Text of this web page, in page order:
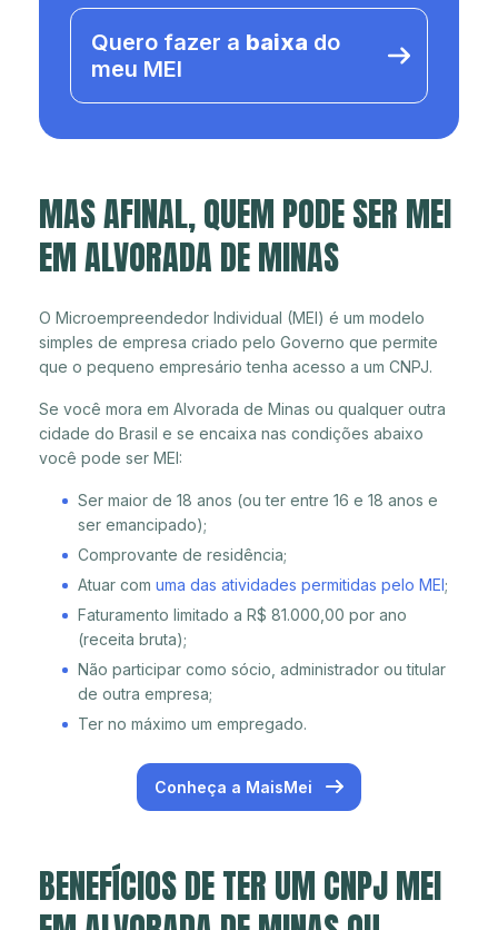
Quero fazer a baixa do
meu MEI
MAS AFINAL, QUEM PODE SER MEI
EM ALVORADA DE MINAS
O Microempreendedor Individual (MEI) é um modelo
simples de empresa criado pelo Governo que permite
que o pequeno empresário tenha acesso a um CNPJ.
Se você mora em Alvorada de Minas ou qualquer outra
cidade do Brasil e se encaixa nas condições abaixo
você pode ser MEI:
Ser maior de 18 anos (ou ter entre 16 e 18 anos e
ser emancipado);
Comprovante de residência;
Atuar com uma das atividades permitidas pelo MEI;
Faturamento limitado a R$ 81.000,00 por ano
(receita bruta);
Não participar como sócio, administrador ou titular
de outra empresa;
Ter no máximo um empregado.
Conheça a MaisMei
BENEFÍCIOS DE TER UM CNPJ MEI